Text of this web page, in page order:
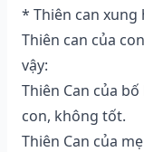
* Thiên can xung
Thiên can của
vậy:
Thiên Can của
con, không tốt.
Thiên Can của